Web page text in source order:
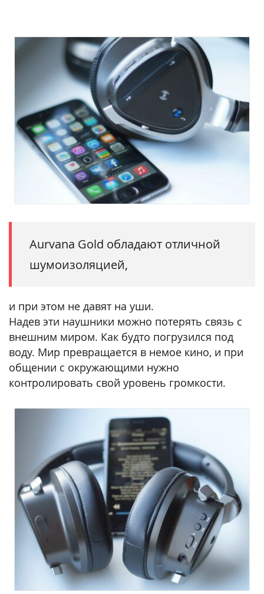
Aurvana Gold обладают отличной
шумоизоляцией,
и при этом не давят на уши.
Надев эти наушники можно потерять связь с
внешним миром. Как будто погрузился под
воду. Мир превращается в немое кино, и при
общении с окружающими нужно
контролировать свой уровень громкости.